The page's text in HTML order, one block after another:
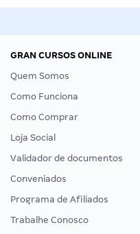
GRAN CURSOS ONLINE
Quem Somos
Como Funciona
Como Comprar
Loja Social
Validador de documentos
Conveniados
Programa de Afiliados
Trabalhe Conosco